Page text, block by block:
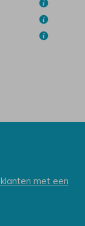
klanten met een